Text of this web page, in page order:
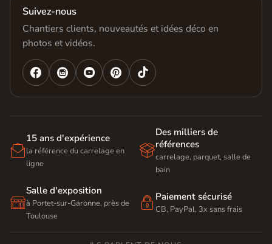
Suivez-nous
Chantiers clients, nouveautés et idées déco en
photos et vidéos.
   

15 ans d'expérience
la référence du carrelage en
ligne

Des milliers de
références
carrelage, parquet, salle de
bain

Salle d'exposition
à Portet-sur-Garonne, près de
Toulouse
 Paiement sécurisé
CB, PayPal, 3x sans frais